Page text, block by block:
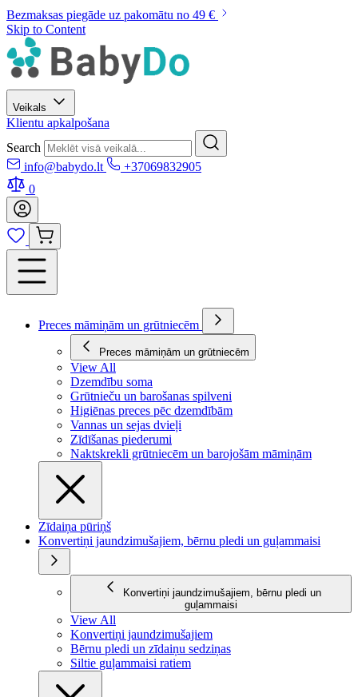
Bezmaksas piegāde uz pakomātu no 49 €
Skip to Content
Veikals
Klientu apkalpošana
Search
info@babydo.lt
+37069832905
0
Preces māmiņām un grūtniecēm
Preces māmiņām un grūtniecēm
View All
Dzemdību soma
Grūtnieču un barošanas spilveni
Higiēnas preces pēc dzemdībām
Vannas un sejas dvieļi
Zīdīšanas piederumi
Naktskrekli grūtniecēm un barojošām māmiņām
Zīdaiņa pūriņš
Konvertiņi jaundzimušajiem, bērnu pledi un guļammaisi
Konvertiņi jaundzimušajiem, bērnu pledi un
guļammaisi
View All
Konvertiņi jaundzimušajiem
Bērnu pledi un zīdaiņu sedziņas
Siltie guļammaisi ratiem